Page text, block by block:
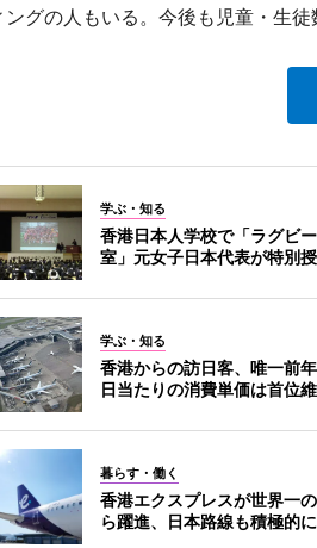
ングの人もいる。今後も児童・生
学ぶ・知る
香港日本人学校で「ラグビ
室」元女子日本代表が特別
学ぶ・知る
香港からの訪日客、唯一前
日当たりの消費単価は首位
暮らす・働く
香港エクスプレスが世界一
ら躍進、日本路線も積極的に